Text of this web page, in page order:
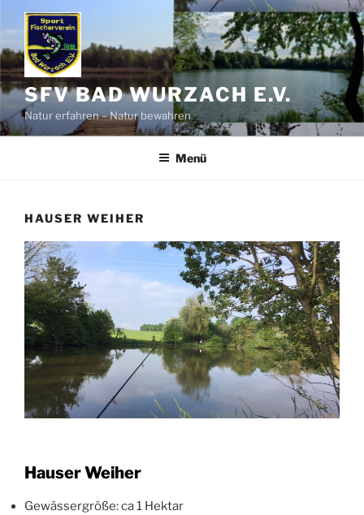
Zum
Inhalt
springen
SFV BAD WURZACH E.V.
Natur erfahren – Natur bewahren
Menü
HAUSER WEIHER
Hauser Weiher
Gewässergröße: ca 1 Hektar